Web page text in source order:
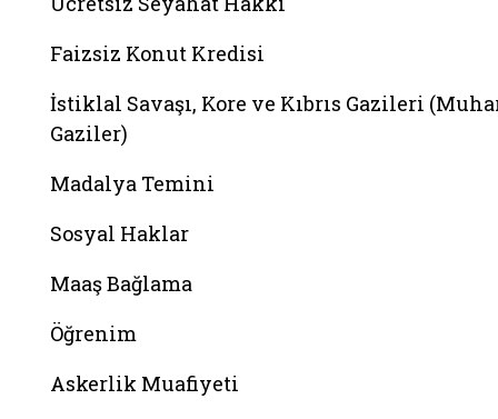
Faizsiz Konut Kredisi
İstiklal Savaşı, Kore ve Kıbrıs Gazileri
Gaziler)
Madalya Temini
Sosyal Haklar
Maaş Bağlama
Öğrenim
Askerlik Muafiyeti